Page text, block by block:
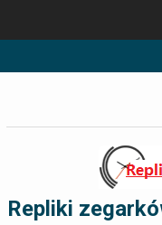
to
Repliki